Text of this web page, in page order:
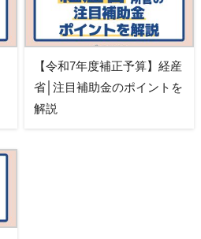
【令和7年度補正予算】経産
省│注目補助金のポイントを
解説